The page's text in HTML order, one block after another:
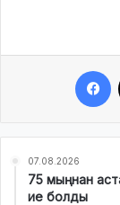
07.08.2026
75 мыңнан
ие болды